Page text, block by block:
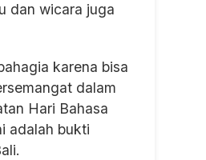
dan wicara juga
karena bisa
dalam
Hari Bahasa
adalah bukti